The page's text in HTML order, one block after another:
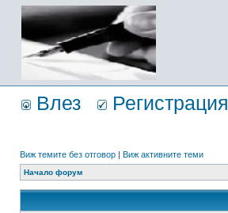
Влез Регистрация
Виж темите без отговор | Виж активните теми
Начало форум